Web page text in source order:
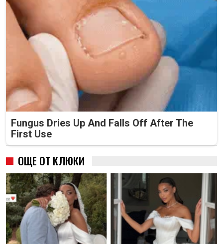
Fungus Dries Up And Falls Off After The
First Use
ОЩЕ ОТ КЛЮКИ